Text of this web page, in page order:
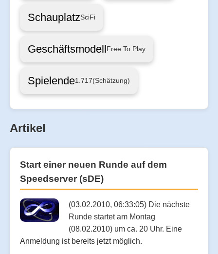
SchauplatzSciFi
GeschäftsmodellFree To Play
Spielende1.717(Schätzung)
Artikel
Start einer neuen Runde auf dem
Speedserver (sDE)
(03.02.2010, 06:33:05) Die nächste
Runde startet am Montag
(08.02.2010) um ca. 20 Uhr. Eine
Anmeldung ist bereits jetzt möglich.